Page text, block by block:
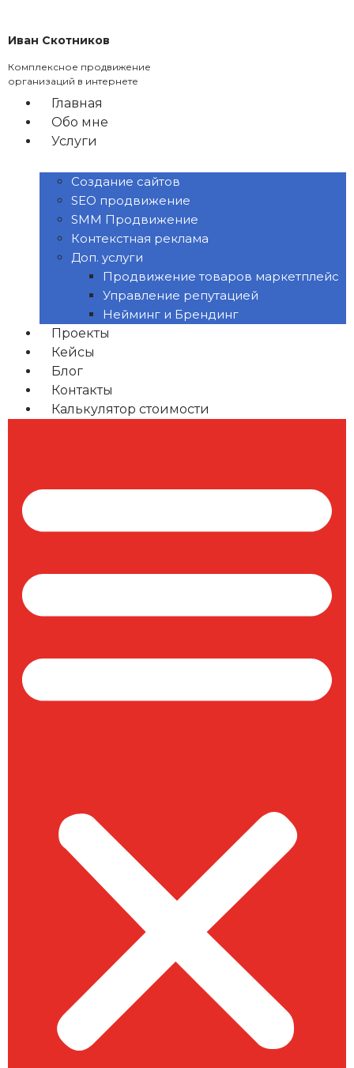
содержимому
Иван Скотников
Комплексное продвижение
организаций в интернете
Главная
Обо мне
Услуги
Создание сайтов
SEO продвижение
SMM Продвижение
Контекстная реклама
Доп. услуги
Продвижение товаров маркетплейс
Управление репутацией
Нейминг и Брендинг
Проекты
Кейсы
Блог
Контакты
Калькулятор стоимости